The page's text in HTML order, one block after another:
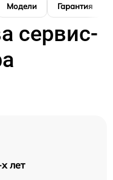
Модели Гарантия
сервис-
лет